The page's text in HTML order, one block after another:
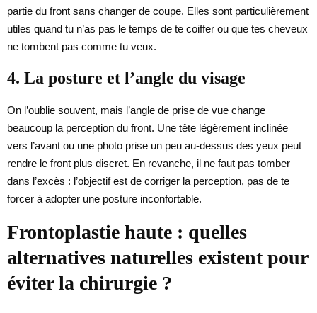
partie du front sans changer de coupe. Elles sont particulièrement
utiles quand tu n’as pas le temps de te coiffer ou que tes cheveux
ne tombent pas comme tu veux.
4. La posture et l’angle du visage
On l’oublie souvent, mais l’angle de prise de vue change
beaucoup la perception du front. Une tête légèrement inclinée
vers l’avant ou une photo prise un peu au-dessus des yeux peut
rendre le front plus discret. En revanche, il ne faut pas tomber
dans l’excès : l’objectif est de corriger la perception, pas de te
forcer à adopter une posture inconfortable.
Frontoplastie haute : quelles
alternatives naturelles existent pour
éviter la chirurgie ?